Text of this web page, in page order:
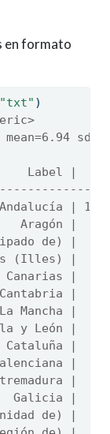
en formato
"txt" )
|    N |
| 1293
|   96
de) |
|   94
|
|   93
|
León |
|  423
|
|
|  186
de) |